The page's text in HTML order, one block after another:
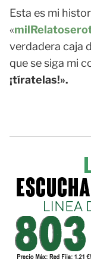
Esta es mi
«
verdadera caja
que se siga mi
¡tíratelas!».